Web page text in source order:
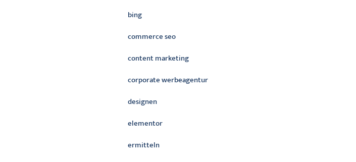
bing
commerce seo
content marketing
corporate werbeagentur
designen
elementor
ermitteln